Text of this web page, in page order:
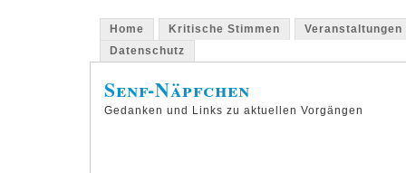
Home Kritische Stimmen
Veranstaltungen
Datenschutz
Senf-Näpfchen
Gedanken und Links zu aktuellen Vorgängen